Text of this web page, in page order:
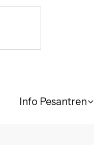
Info Pesantren